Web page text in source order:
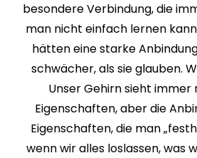
besondere Verbindung, die
man nicht einfach lernen
hätten eine starke
schwächer, als sie glauben.
Unser Gehirn sieht immer
Eigenschaften, aber die
Eigenschaften, die man
wenn wir alles loslassen, was